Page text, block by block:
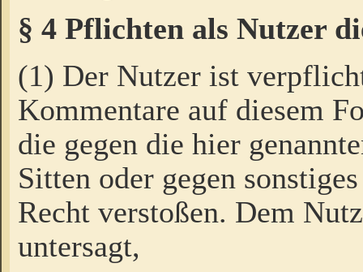
§ 4 Pflichten als Nutzer
(1) Der Nutzer ist
Kommentare auf diesem
die gegen die hier
Sitten oder gegen
Recht verstoßen. Dem
untersagt,